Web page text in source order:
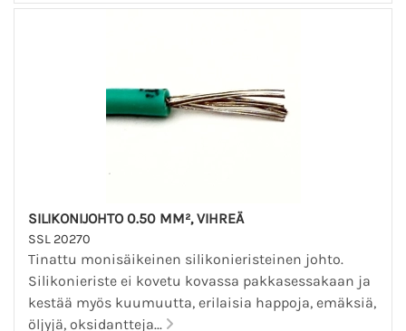
SILIKONIJOHTO 0.50 MM², VIHREÄ
SSL 20270
Tinattu monisäikeinen silikonieristeinen johto.
Silikonieriste ei kovetu kovassa pakkasessakaan ja
kestää myös kuumuutta, erilaisia happoja, emäksiä,
öljyjä, oksidantteja...